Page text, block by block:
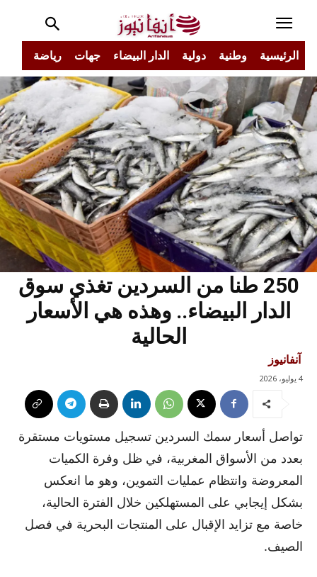
الرئيسية وطنية دولية الدار البيضاء جهات رياضة
250 طنا من السردين تغذي سوق
الدار البيضاء.. وهذه هي الأسعار
الحالية
آنفانيوز
4 يوليو، 2026
تواصل أسعار سمك السردين تسجيل مستويات مستقرة
بعدد من الأسواق المغربية، في ظل وفرة الكميات
المعروضة وانتظام عمليات التموين، وهو ما انعكس
بشكل إيجابي على المستهلكين خلال الفترة الحالية،
خاصة مع تزايد الإقبال على المنتجات البحرية في فصل
الصيف.